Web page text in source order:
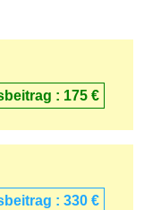
: 175 €
: 330 €